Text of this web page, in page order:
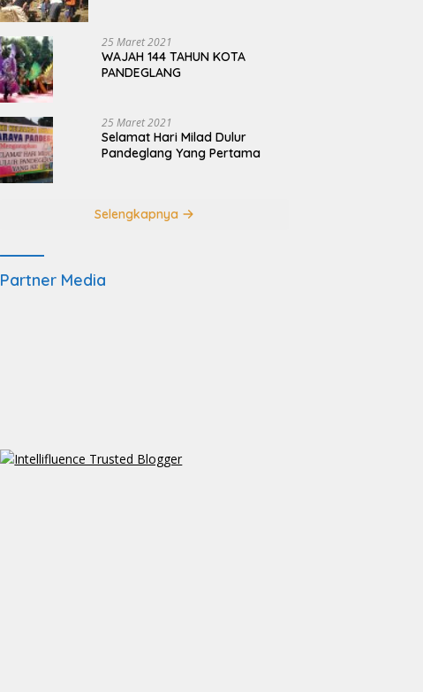
25 Maret 2021
WAJAH 144 TAHUN KOTA
PANDEGLANG
25 Maret 2021
Selamat Hari Milad Dulur
Pandeglang Yang Pertama
Selengkapnya
Partner Media